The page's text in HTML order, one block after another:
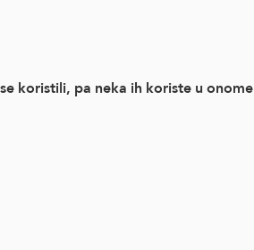
koristili, pa neka ih koriste u onome